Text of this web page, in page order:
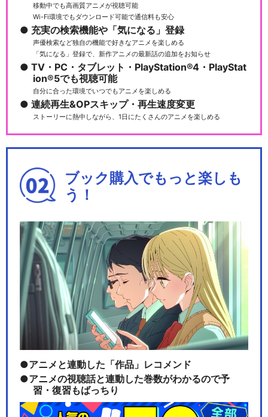
移動中でも高画質アニメが視聴可能
Wi-Fi環境でもダウンロード可能で通信料も安心
充実の検索機能や「気になる」登録
声優検索など独自の機能で好きなアニメを楽しめる
「気になる」登録で、新作アニメの最新話の追加をお知らせ
TV・PC・タブレット・PlayStation®4・PlayStat
ion®5でも視聴可能
自分に合った環境でいつでもアニメを楽しめる
連続再生&OPスキップ・再生速度変更
ストーリーに熱中しながら、1日にたくさんのアニメを楽しめる
ブック購入でもっと楽しも
う！
アニメと連動した「作品」レコメンド
アニメの視聴話と連動した巻数がわかるので予
習・復習もばっちり